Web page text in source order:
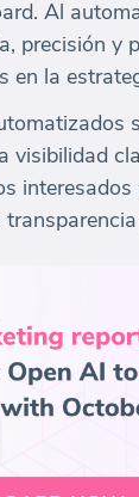
Al
precisión y
en la
visibilidad